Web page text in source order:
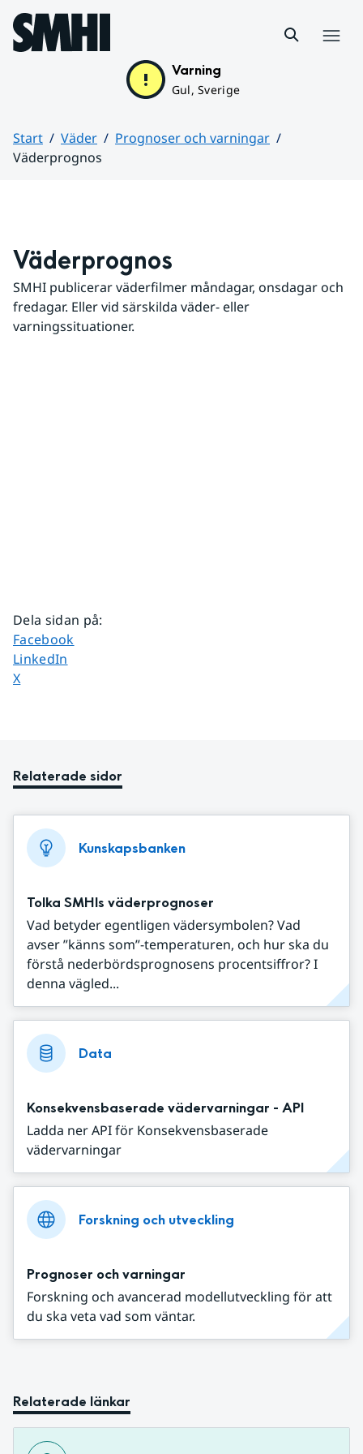
Hoppa till sidans innehåll
Varning
Gul, Sverige
Start Väder
Prognoser och varningar
Väderprognos
Väderprognos
SMHI publicerar väderfilmer måndagar, onsdagar och
fredagar. Eller vid särskilda väder- eller
varningssituationer.
Dela sidan på:
Dela sidan på
Facebook
Dela sidan på
LinkedIn
Dela sidan på
X
Relaterade sidor
Kunskapsbanken
Tolka SMHIs väderprognoser
Vad betyder egentligen vädersymbolen? Vad
avser ”känns som”-temperaturen, och hur ska du
förstå nederbördsprognosens procentsiffror? I
denna vägled...
Data
Konsekvensbaserade vädervarningar - API
Ladda ner API för Konsekvensbaserade
vädervarningar
Forskning och utveckling
Prognoser och varningar
Forskning och avancerad modellutveckling för att
du ska veta vad som väntar.
Relaterade länkar